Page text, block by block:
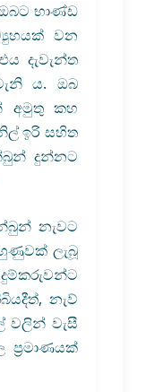
භාණ්ඩ
වන
දැවැන්ත
ය. ඔබ
අමුතු කහ
ඉරි සහිත
දුන්නට
නැවට
ලැබූ
නැව්
වලින් වැසී